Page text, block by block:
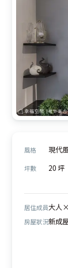
風格 現代
坪數 20 坪
居住成員大人
房屋狀況新成